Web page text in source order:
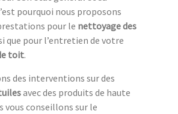
pourquoi nous proposons
pour le nettoyage des
que pour l’entretien de votre
toit.
des interventions sur des
avec des produits de haute
vous conseillons sur le